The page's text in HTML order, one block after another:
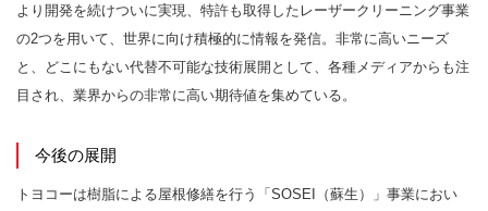
より開発を続けついに実現、特許も取得したレーザークリーニング事業
の2つを用いて、世界に向け積極的に情報を発信。非常に高いニーズ
と、どこにもない代替不可能な技術展開として、各種メディアからも注
目され、業界からの非常に高い期待値を集めている。
今後の展開
トヨコーは樹脂による屋根修繕を行う「SOSEI（蘇生）」事業におい